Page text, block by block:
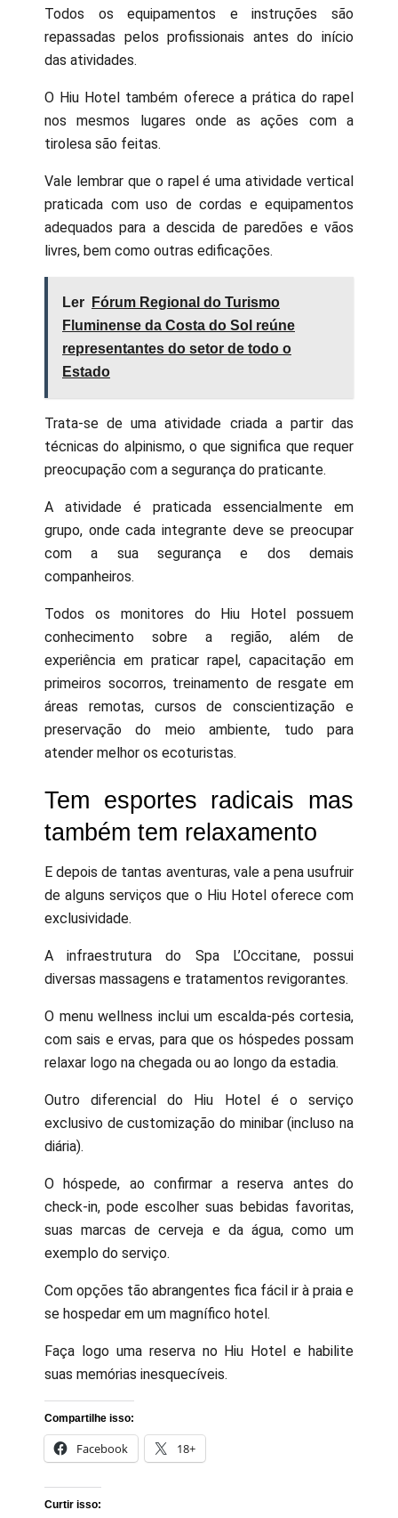
Todos os equipamentos e instruções são
repassadas pelos profissionais antes do início
das atividades.
O Hiu Hotel também oferece a prática do rapel
nos mesmos lugares onde as ações com a
tirolesa são feitas.
Vale lembrar que o rapel é uma atividade vertical
praticada com uso de cordas e equipamentos
adequados para a descida de paredões e vãos
livres, bem como outras edificações.
Ler
Fórum Regional do Turismo
Fluminense da Costa do Sol reúne
representantes do setor de todo o
Estado
Trata-se de uma atividade criada a partir das
técnicas do alpinismo, o que significa que requer
preocupação com a segurança do praticante.
A atividade é praticada essencialmente em
grupo, onde cada integrante deve se preocupar
com a sua segurança e dos demais
companheiros.
Todos os monitores do Hiu Hotel possuem
conhecimento sobre a região, além de
experiência em praticar rapel, capacitação em
primeiros socorros, treinamento de resgate em
áreas remotas, cursos de conscientização e
preservação do meio ambiente, tudo para
atender melhor os ecoturistas.
Tem esportes radicais mas
também tem relaxamento
E depois de tantas aventuras, vale a pena usufruir
de alguns serviços que o Hiu Hotel oferece com
exclusividade.
A infraestrutura do Spa L’Occitane, possui
diversas massagens e tratamentos revigorantes.
O menu wellness inclui um escalda-pés cortesia,
com sais e ervas, para que os hóspedes possam
relaxar logo na chegada ou ao longo da estadia.
Outro diferencial do Hiu Hotel é o serviço
exclusivo de customização do minibar (incluso na
diária).
O hóspede, ao confirmar a reserva antes do
check-in, pode escolher suas bebidas favoritas,
suas marcas de cerveja e da água, como um
exemplo do serviço.
Com opções tão abrangentes fica fácil ir à praia e
se hospedar em um magnífico hotel.
Faça logo uma reserva no Hiu Hotel e habilite
suas memórias inesquecíveis.
Compartilhe isso:
Facebook 18+
Curtir isso: